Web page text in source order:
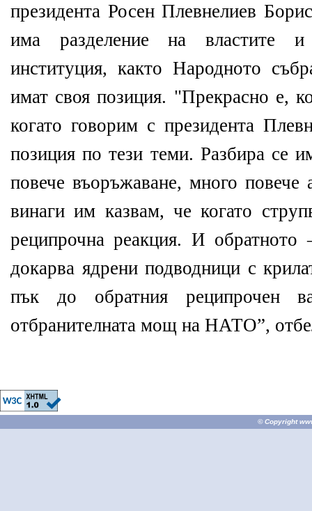
президента Росен Плевнелиев
има разделение на властите и
институция, както Народното
имат своя позиция. "Прекрасно е,
когато говорим с президента
позиция по тези теми. Разбира се
повече въоръжаване, много
винаги им казвам, че когато
реципрочна реакция. И обратното
докарва ядрени подводници с
пък до обратния реципрочен
отбранителната мощ на НАТО”,
© Copyright